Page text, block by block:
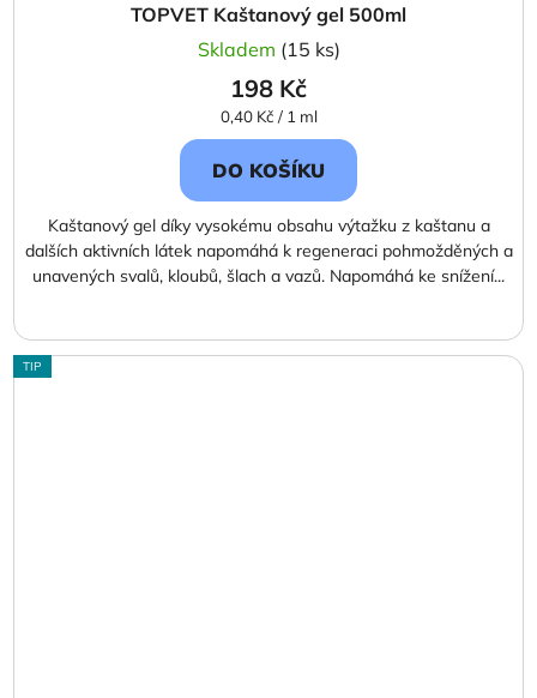
TOPVET Kaštanový gel 500ml
Skladem (15 ks)
198 Kč
Měrná
cena:
0,40 Kč / 1 ml
DO KOŠÍKU
Kaštanový gel díky vysokému obsahu výtažku z kaštanu a
dalších aktivních látek napomáhá k regeneraci pohmožděných a
unavených svalů, kloubů, šlach a vazů. Napomáhá ke snížení...
TIP